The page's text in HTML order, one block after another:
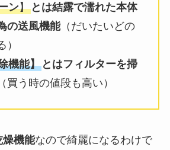
ン】とは結露で濡れた本体
の送風機能（だいたいどの
機能】とはフィルターを掃
買う時の値段も高い）
燥機能なので綺麗になるわけで